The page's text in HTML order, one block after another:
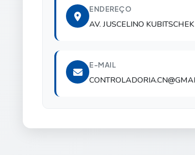
ENDEREÇO
AV. JUSCELINO
E-MAIL